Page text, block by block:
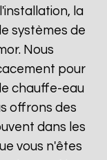
la
systèmes de
Nous
pour
chauffe-eau
offrons des
dans les
vous n'êtes